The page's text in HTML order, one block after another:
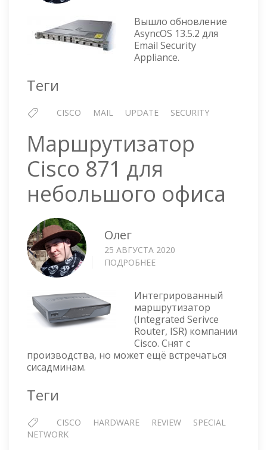
ОБНОВЛЕНИЕ
ASYNCOS
13.5.2
Вышло обновление
AsyncOS 13.5.2 для
Email Security
Appliance.
Теги
CISCO MAIL UPDATE SECURITY
Маршрутизатор
Cisco 871 для
небольшого офиса
Олег
25 АВГУСТА 2020
ПОДРОБНЕЕ
871
ДЛЯ
НЕБОЛЬШОГО
ОФИСА
Интегрированный
маршрутизатор
(Integrated Serivce
Router, ISR) компании
Cisco. Снят с
производства, но может ещё встречаться
сисадминам.
Теги
CISCO HARDWARE REVIEW
SPECIAL
NETWORK